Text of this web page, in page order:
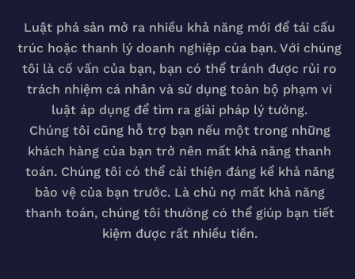
Luật phá sản mở ra nhiều khả năng mới để tái cấu
trúc hoặc thanh lý doanh nghiệp của bạn. Với chúng
tôi là cố vấn của bạn, bạn có thể tránh được rủi ro
trách nhiệm cá nhân và sử dụng toàn bộ phạm vi
luật áp dụng để tìm ra giải pháp lý tưởng.
Chúng tôi cũng hỗ trợ bạn nếu một trong những
khách hàng của bạn trở nên mất khả năng thanh
toán. Chúng tôi có thể cải thiện đáng kể khả năng
bảo vệ của bạn trước. Là chủ nợ mất khả năng
thanh toán, chúng tôi thường có thể giúp bạn tiết
kiệm được rất nhiều tiền.